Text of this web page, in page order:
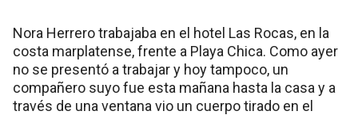
Nora Herrero trabajaba en el hotel Las Rocas, en la
costa marplatense, frente a Playa Chica. Como ayer
no se presentó a trabajar y hoy tampoco, un
compañero suyo fue esta mañana hasta la casa y a
través de una ventana vio un cuerpo tirado en el